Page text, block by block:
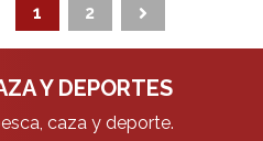
1 2
Y DEPORTES
caza y deporte.